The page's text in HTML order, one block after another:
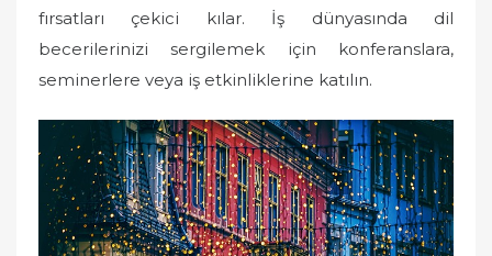
fırsatları çekici kılar. İş dünyasında dil
becerilerinizi sergilemek için konferanslara,
seminerlere veya iş etkinliklerine katılın.